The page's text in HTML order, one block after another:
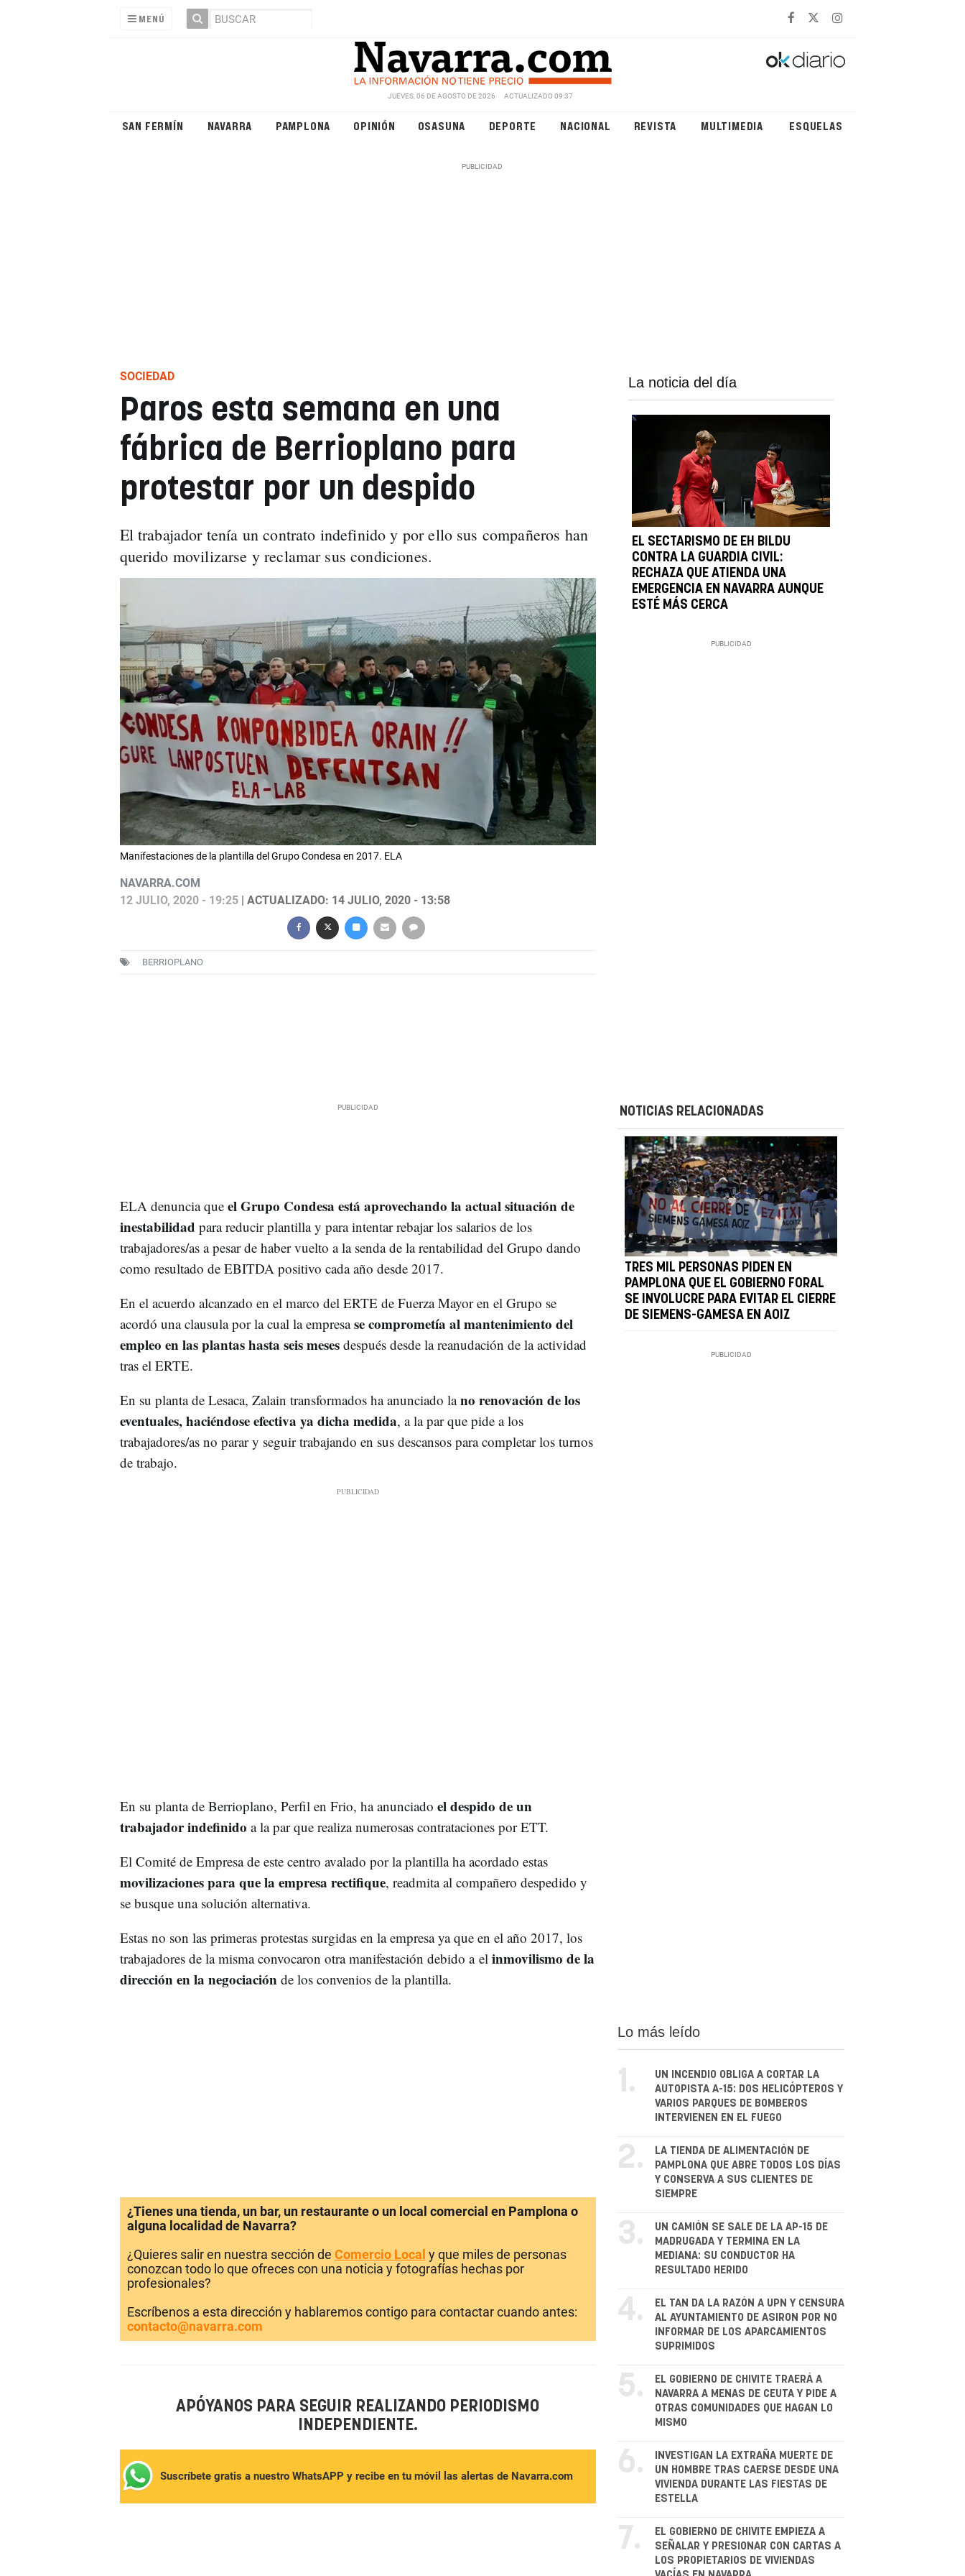
MENÚ
JUEVES, 06 DE AGOSTO DE 2026 ACTUALIZADO 09:37
SAN FERMÍN NAVARRA PAMPLONA OPINIÓN OSASUNA DEPORTE NACIONAL REVISTA MULTIMEDIA ESQUELAS
SOCIEDAD
Paros esta semana en una
fábrica de Berrioplano para
protestar por un despido
El trabajador tenía un contrato indefinido y por ello sus compañeros han
querido movilizarse y reclamar sus condiciones.
Manifestaciones de la plantilla del Grupo Condesa en 2017. ELA
NAVARRA.COM
12 JULIO, 2020 - 19:25| ACTUALIZADO: 14 JULIO, 2020 - 13:58
BERRIOPLANO
La noticia del día
EL SECTARISMO DE EH BILDU
CONTRA LA GUARDIA CIVIL:
RECHAZA QUE ATIENDA UNA
EMERGENCIA EN NAVARRA AUNQUE
ESTÉ MÁS CERCA
ELA denuncia que el Grupo Condesa está aprovechando la actual situación de
inestabilidad para reducir plantilla y para intentar rebajar los salarios de los
trabajadores/as a pesar de haber vuelto a la senda de la rentabilidad del Grupo dando
como resultado de EBITDA positivo cada año desde 2017.
En el acuerdo alcanzado en el marco del ERTE de Fuerza Mayor en el Grupo se
acordó una clausula por la cual la empresase comprometía al mantenimiento del
empleo en las plantas hasta seis meses después desde la reanudación de la actividad
tras el ERTE.
En su planta de Lesaca, Zalain transformados ha anunciado lano renovación de los
eventuales, haciéndose efectiva ya dicha medida, a la par que pide a los
trabajadores/as no parar y seguir trabajando en sus descansos para completar los turnos
de trabajo.
En su planta de Berrioplano, Perfil en Frio, ha anunciado el despido de un
trabajador indefinido a la par que realiza numerosas contrataciones por ETT.
El Comité de Empresa de este centro avalado por la plantilla ha acordado estas
movilizaciones para que la empresa rectifique, readmita al compañero despedido y
se busque una solución alternativa.
Estas no son las primeras protestas surgidas en la empresa ya que en el año 2017, los
trabajadores de la misma convocaron otra manifestación debido a el inmovilismo de la
dirección en la negociación de los convenios de la plantilla.
NOTICIAS RELACIONADAS
TRES MIL PERSONAS PIDEN EN
PAMPLONA QUE EL GOBIERNO FORAL
SE INVOLUCRE PARA EVITAR EL CIERRE
DE SIEMENS-GAMESA EN AOIZ
¿Tienes una tienda, un bar, un restaurante o un local comercial en Pamplona o
alguna localidad de Navarra?
¿Quieres salir en nuestra sección de Comercio Local y que miles de personas
conozcan todo lo que ofreces con una noticia y fotografías hechas por
profesionales?
Escríbenos a esta dirección y hablaremos contigo para contactar cuando antes:
contacto@navarra.com
APÓYANOS PARA SEGUIR REALIZANDO PERIODISMO
INDEPENDIENTE.
Suscríbete gratis a nuestro WhatsAPP y recibe en tu móvil las alertas de Navarra.com
Lo más leído
1.
UN INCENDIO OBLIGA A CORTAR LA
AUTOPISTA A-15: DOS HELICÓPTEROS Y
VARIOS PARQUES DE BOMBEROS
INTERVIENEN EN EL FUEGO
2.
LA TIENDA DE ALIMENTACIÓN DE
PAMPLONA QUE ABRE TODOS LOS DÍAS
Y CONSERVA A SUS CLIENTES DE
SIEMPRE
3.
UN CAMIÓN SE SALE DE LA AP-15 DE
MADRUGADA Y TERMINA EN LA
MEDIANA: SU CONDUCTOR HA
RESULTADO HERIDO
4.
EL TAN DA LA RAZÓN A UPN Y CENSURA
AL AYUNTAMIENTO DE ASIRON POR NO
INFORMAR DE LOS APARCAMIENTOS
SUPRIMIDOS
5.
EL GOBIERNO DE CHIVITE TRAERÁ A
NAVARRA A MENAS DE CEUTA Y PIDE A
OTRAS COMUNIDADES QUE HAGAN LO
MISMO
6.
INVESTIGAN LA EXTRAÑA MUERTE DE
UN HOMBRE TRAS CAERSE DESDE UNA
VIVIENDA DURANTE LAS FIESTAS DE
ESTELLA
7.
EL GOBIERNO DE CHIVITE EMPIEZA A
SEÑALAR Y PRESIONAR CON CARTAS A
LOS PROPIETARIOS DE VIVIENDAS